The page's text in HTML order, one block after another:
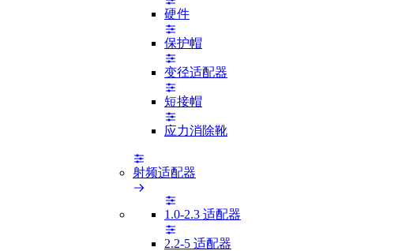
硬件
保护帽
变径适配器
短接帽
应力消除靴
射频适配器
1.0-2.3 适配器
2.2-5 适配器